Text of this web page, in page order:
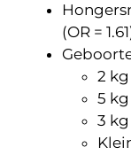
(OR =
2 kg
5 kg
3 kg